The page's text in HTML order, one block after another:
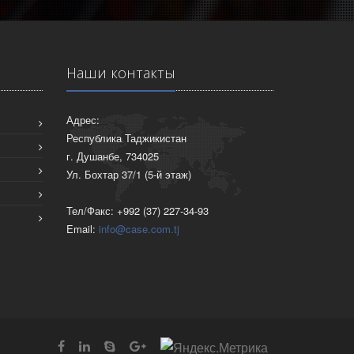
Наши контакты
Адрес:
Республика Таджикистан
г. Душанбе, 734025
Ул. Бохтар 37/1 (5-й этаж)
Тел/Факс: +992 (37) 227-34-93
Email: info@case.com.tj